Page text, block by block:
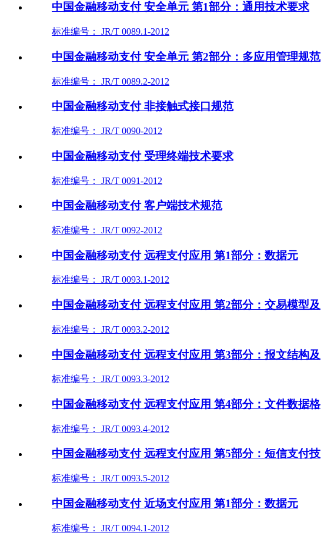
中国金融移动支付 安全单元 第1部分：通用技术要求
标准编号： JR/T 0089.1-2012
中国金融移动支付 安全单元 第2部分：多应用管理规范
标准编号： JR/T 0089.2-2012
中国金融移动支付 非接触式接口规范
标准编号： JR/T 0090-2012
中国金融移动支付 受理终端技术要求
标准编号： JR/T 0091-2012
中国金融移动支付 客户端技术规范
标准编号： JR/T 0092-2012
中国金融移动支付 远程支付应用 第1部分：数据元
标准编号： JR/T 0093.1-2012
中国金融移动支付 远程支付应用 第2部分：交易模型及
标准编号： JR/T 0093.2-2012
中国金融移动支付 远程支付应用 第3部分：报文结构及
标准编号： JR/T 0093.3-2012
中国金融移动支付 远程支付应用 第4部分：文件数据格
标准编号： JR/T 0093.4-2012
中国金融移动支付 远程支付应用 第5部分：短信支付技
标准编号： JR/T 0093.5-2012
中国金融移动支付 近场支付应用 第1部分：数据元
标准编号： JR/T 0094.1-2012